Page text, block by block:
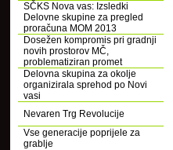
SČKS Nova vas: Izsledki
Delovne skupine za pregled
proračuna MOM 2013
Dosežen kompromis pri gradnji
novih prostorov MČ,
problematiziran promet
Delovna skupina za okolje
organizirala sprehod po Novi
vasi
Nevaren Trg Revolucije
Vse generacije poprijele za
grablje